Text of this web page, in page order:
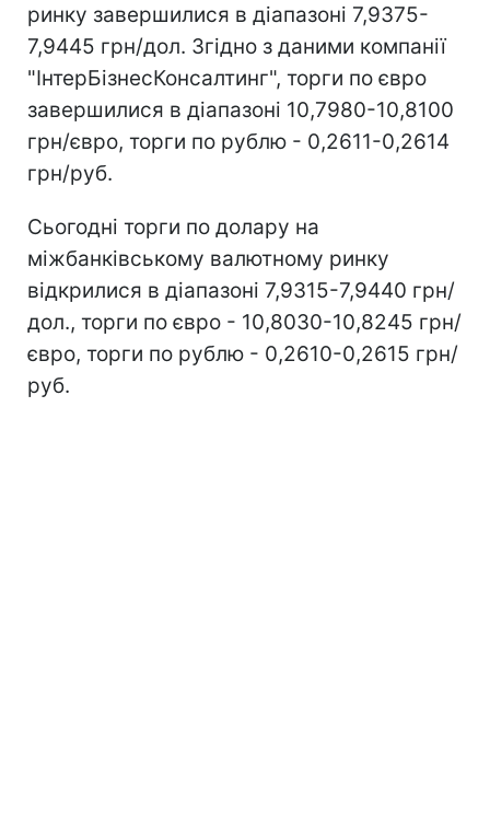
ринку завершилися в діапазоні 7,9375-
7,9445 грн/дол. Згідно з даними компанії
"ІнтерБізнесКонсалтинг", торги по євро
завершилися в діапазоні 10,7980-10,8100
грн/євро, торги по рублю - 0,2611-0,2614
грн/руб.
Сьогодні торги по долару на
міжбанківському валютному ринку
відкрилися в діапазоні 7,9315-7,9440 грн/
дол., торги по євро - 10,8030-10,8245 грн/
євро, торги по рублю - 0,2610-0,2615 грн/
руб.